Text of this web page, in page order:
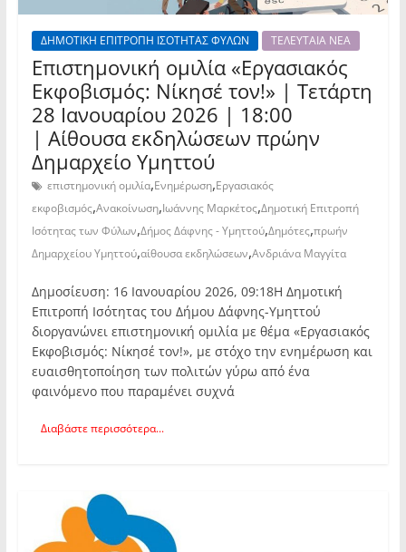
ΔΗΜΟΤΙΚΗ ΕΠΙΤΡΟΠΗ ΙΣΟΤΗΤΑΣ ΦΥΛΩΝ ΤΕΛΕΥΤΑΙΑ ΝΕΑ
Επιστημονική ομιλία «Εργασιακός
Εκφοβισμός: Νίκησέ τον!» | Τετάρτη
28 Ιανουαρίου 2026 | 18:00
| Αίθουσα εκδηλώσεων πρώην
Δημαρχείο Υμηττού
επιστημονική ομιλία,Ενημέρωση,Εργασιακός
εκφοβισμός,Ανακοίνωση,Ιωάννης Μαρκέτος,Δημοτική Επιτροπή
Ισότητας των Φύλων,Δήμος Δάφνης - Υμηττού,Δημότες,πρωήν
Δημαρχείου Υμηττού,αίθουσα εκδηλώσεων,Ανδριάνα Μαγγίτα
Δημοσίευση: 16 Ιανουαρίου 2026, 09:18Η Δημοτική
Επιτροπή Ισότητας του Δήμου Δάφνης-Υμηττού
διοργανώνει επιστημονική ομιλία με θέμα «Εργασιακός
Εκφοβισμός: Νίκησέ τον!», με στόχο την ενημέρωση και
ευαισθητοποίηση των πολιτών γύρω από ένα
φαινόμενο που παραμένει συχνά
Διαβάστε περισσότερα...